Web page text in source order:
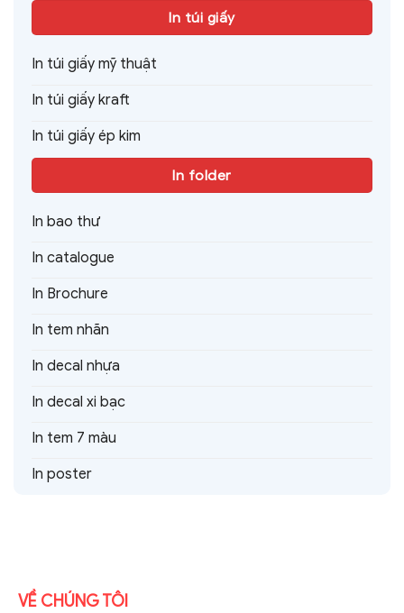
In túi giấy
In túi giấy mỹ thuật
In túi giấy kraft
In túi giấy ép kim
In folder
In bao thư
In catalogue
In Brochure
In tem nhãn
In decal nhựa
In decal xi bạc
In tem 7 màu
In poster
VỀ CHÚNG TÔI